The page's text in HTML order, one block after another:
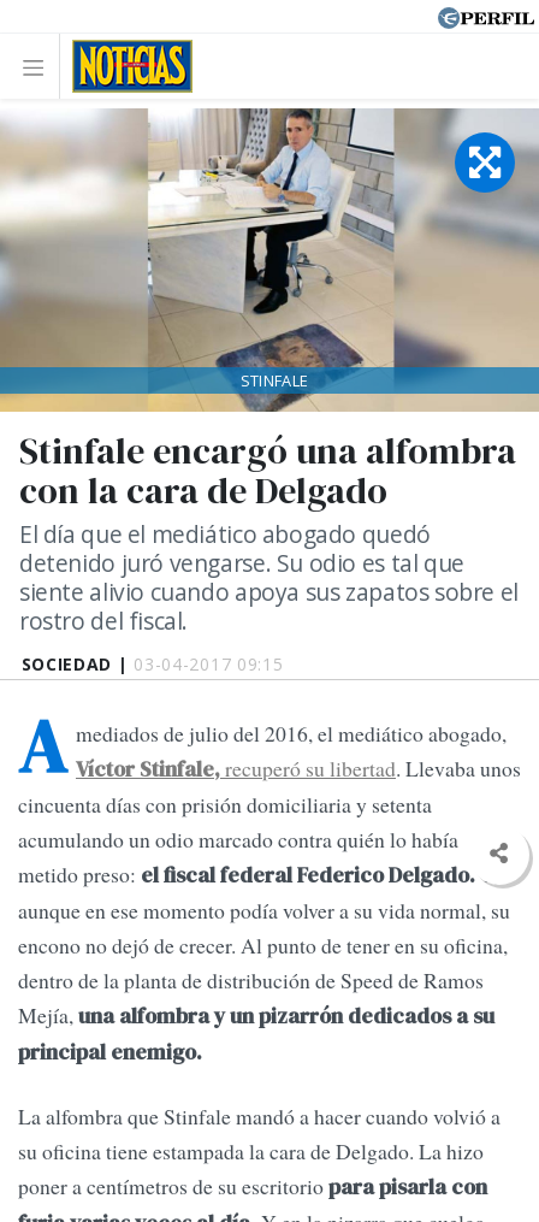
SOCIEDAD | 03-04-2017 09:15
Stinfale encargó una alfombra
con la cara de Delgado
El día que el mediático abogado quedó
detenido juró vengarse. Su odio es tal que
siente alivio cuando apoya sus zapatos sobre el
rostro del fiscal.
STINFALE
A mediados de julio del 2016, el mediático abogado,
Víctor Stinfale,recuperó su libertad. Llevaba unos
cincuenta días con prisión domiciliaria y setenta
acumulando un odio marcado contra quién lo había
metido preso: el fiscal federal Federico Delgado. Y,
aunque en ese momento podía volver a su vida normal, su
encono no dejó de crecer. Al punto de tener en su oficina,
dentro de la planta de distribución de Speed de Ramos
Mejía,una alfombra y un pizarrón dedicados a su
principal enemigo.
La alfombra que Stinfale mandó a hacer cuando volvió a
su oficina tiene estampada la cara de Delgado. La hizo
poner a centímetros de su escritoriopara pisarla con